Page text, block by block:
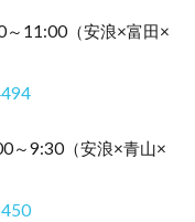
11:00（安浪×富田×
～9:30（安浪×青山×